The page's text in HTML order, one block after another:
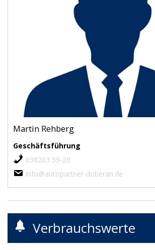
Martin Rehberg
Geschäftsführung
038203 59-20
info@autopartner-doberan.de
Verbrauchswerte